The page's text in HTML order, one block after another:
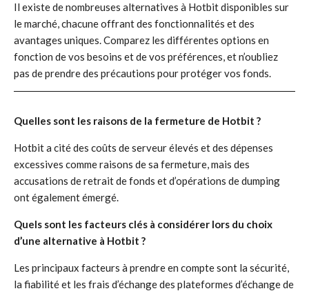
Il existe de nombreuses alternatives à Hotbit disponibles sur
le marché, chacune offrant des fonctionnalités et des
avantages uniques. Comparez les différentes options en
fonction de vos besoins et de vos préférences, et n’oubliez
pas de prendre des précautions pour protéger vos fonds.
Quelles sont les raisons de la fermeture de Hotbit ?
Hotbit a cité des coûts de serveur élevés et des dépenses
excessives comme raisons de sa fermeture, mais des
accusations de retrait de fonds et d’opérations de dumping
ont également émergé.
Quels sont les facteurs clés à considérer lors du choix
d’une alternative à Hotbit ?
Les principaux facteurs à prendre en compte sont la sécurité,
la fiabilité et les frais d’échange des plateformes d’échange de